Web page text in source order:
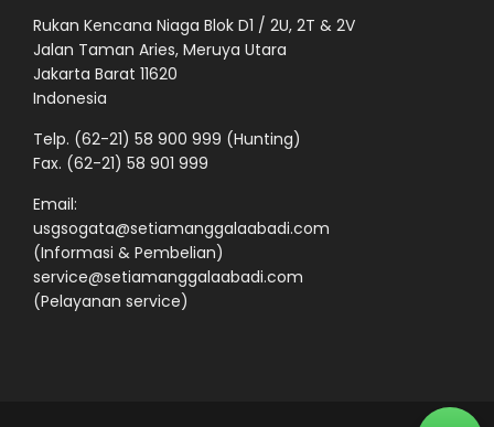
Rukan Kencana Niaga Blok D1 / 2U, 2T & 2V
Jalan Taman Aries, Meruya Utara
Jakarta Barat 11620
Indonesia
Telp. (62-21) 58 900 999 (Hunting)
Fax. (62-21) 58 901 999
Email:
usgsogata@setiamanggalaabadi.com
(Informasi & Pembelian)
service@setiamanggalaabadi.com
(Pelayanan service)